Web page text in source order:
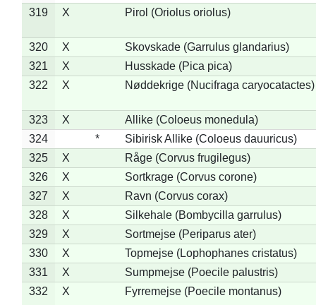
319
X Pirol (Oriolus oriolus)
320 X
Skovskade (Garrulus glandarius)
321
X
Husskade (Pica pica)
322
X Nøddekrige (Nucifraga caryocatactes)
323 X
Allike (Coloeus monedula)
324
*
Sibirisk Allike (Coloeus dauuricus)
325
X
Råge (Corvus frugilegus)
326
X
Sortkrage (Corvus corone)
327
X
Ravn (Corvus corax)
328
X
Silkehale (Bombycilla garrulus)
329
X
Sortmejse (Periparus ater)
330
X
Topmejse (Lophophanes cristatus)
331
X
Sumpmejse (Poecile palustris)
332
X Fyrremejse (Poecile montanus)